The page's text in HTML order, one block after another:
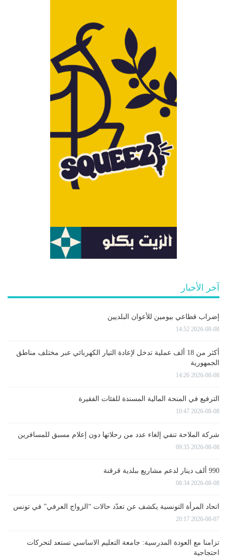
آخر الأخبار
إضراب قطاعي بيومين للأعوان البلديين
2026-08-08 14:52
أكثر من 18 ألف عملية تدخل لإعادة التيار الكهربائي عبر مختلف مناطق
الجمهورية
2026-08-08 14:26
الترفيع في المنحة المالية المسندة للفئات الفقيرة
2026-08-08 10:47
شركة الملاحة تنفي إلغاء عدد من رحلاتها دون إعلام مسبق للمسافرين
2026-08-08 09:35
990 ألف دينار لدعم مشاريع ببلدية قرقنة
2026-08-08 08:34
اتحاد المرأة التونسية يكشف عن تعدّد حالات “الزواج العرفي” في تونس
2026-08-07 20:17
تزامنا مع العودة المدرسية: جامعة التعليم الاساسي تستعد لتحركات
احتجاجية